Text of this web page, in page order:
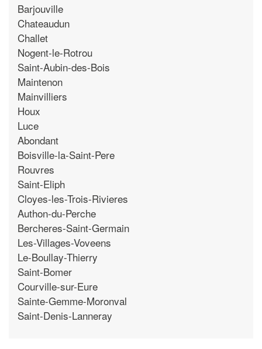
Barjouville
Chateaudun
Challet
Nogent-le-Rotrou
Saint-Aubin-des-Bois
Maintenon
Mainvilliers
Houx
Luce
Abondant
Boisville-la-Saint-Pere
Rouvres
Saint-Eliph
Cloyes-les-Trois-Rivieres
Authon-du-Perche
Bercheres-Saint-Germain
Les-Villages-Voveens
Le-Boullay-Thierry
Saint-Bomer
Courville-sur-Eure
Sainte-Gemme-Moronval
Saint-Denis-Lanneray